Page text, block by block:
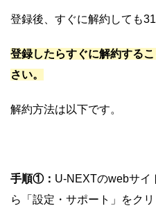
登録後、すぐに解約しても
登録したらすぐに解約する
さい。
解約方法は以下です。
手順①： U-NEXTのwebサイ
ら「設定・サポート」をクリ